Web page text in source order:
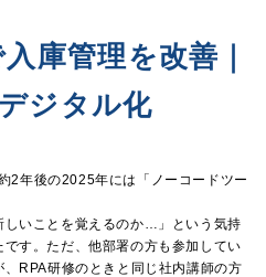
庫管理を改善｜
ジタル化
2年後の2025年には「ノーコードツー
しいことを覚えるのか…」という気持
す。ただ、他部署の方も参加してい
RPA研修のときと同じ社内講師の方